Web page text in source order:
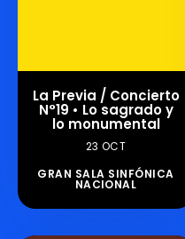
La Previa / Concierto
N°19 • Lo sagrado y
lo monumental
23 OCT
GRAN SALA SINFÓNICA
NACIONAL